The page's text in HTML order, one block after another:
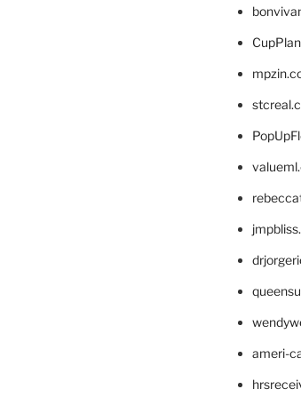
ameri-